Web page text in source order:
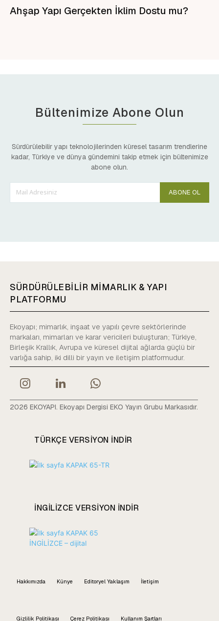
Ahşap Yapı Gerçekten İklim Dostu mu?
Bültenimize Abone Olun
Sürdürülebilir yapı teknolojilerinden küresel tasarım trendlerine
kadar, Türkiye ve dünya gündemini takip etmek için bültenimize
abone olun.
ABONE OL
SÜRDÜRÜLEBİLİR MİMARLIK & YAPI
PLATFORMU
Ekoyapı; mimarlık, inşaat ve yapılı çevre sektörlerinde
markaları, mimarları ve karar vericileri buluşturan; Türkiye,
Birleşik Krallık, Avrupa ve küresel dijital ağlarda güçlü bir
varlığa sahip, iki dilli bir yayın ve iletişim platformudur.
2026 EKOYAPI. Ekoyapı Dergisi EKO Yayın Grubu Markasıdır.
TÜRKÇE VERSIYON INDIR
INGILIZCE VERSIYON INDIR
Hakkımızda Künye Editoryel Yaklaşım İletişim
Gizlilik Politikası Çerez Politikası Kullanım Şartları